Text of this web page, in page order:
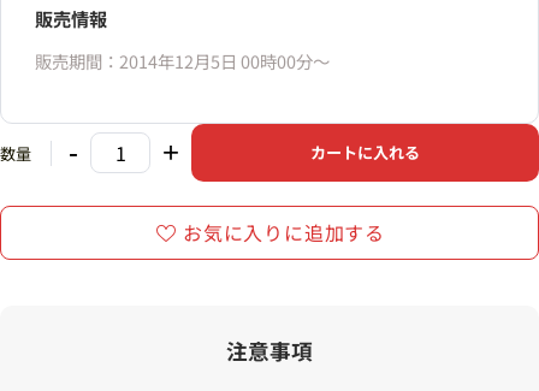
販売情報
販売期間：2014年12月5日 00時00分〜
数量 - + カートに入れる
お気に入りに追加する
注意事項